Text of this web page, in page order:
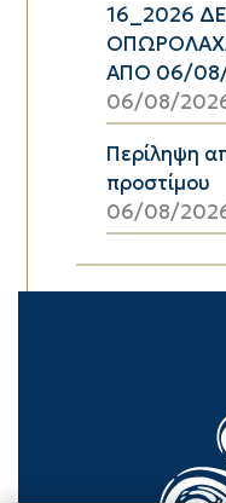
16_2026
ΑΠΟ 06/
06/08/
Περίληψη
προστίμου
06/08/